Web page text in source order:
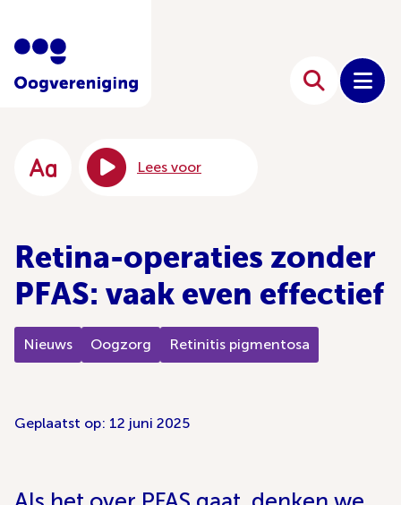
Lees voor
Retina-operaties zonder
PFAS: vaak even effectief
Nieuws Oogzorg Retinitis pigmentosa
Geplaatst op: 12 juni 2025